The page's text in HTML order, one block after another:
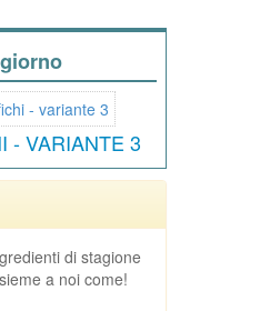
- VARIANTE 3
di stagione
a noi come!